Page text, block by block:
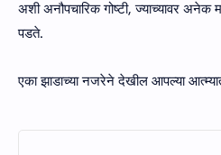
अशी अनौपचारिक गोष्टी, ज्याच्यावर अनेक
पडते.
एका झाडाच्या नजरेने देखील आपल्या